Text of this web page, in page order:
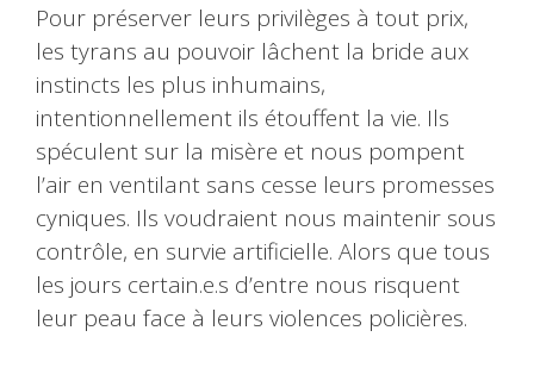
Pour préserver leurs privilèges à tout prix,
les tyrans au pouvoir lâchent la bride aux
instincts les plus inhumains,
intentionnellement ils étouffent la vie. Ils
spéculent sur la misère et nous pompent
l’air en ventilant sans cesse leurs promesses
cyniques. Ils voudraient nous maintenir sous
contrôle, en survie artificielle. Alors que tous
les jours certain.e.s d’entre nous risquent
leur peau face à leurs violences policières.